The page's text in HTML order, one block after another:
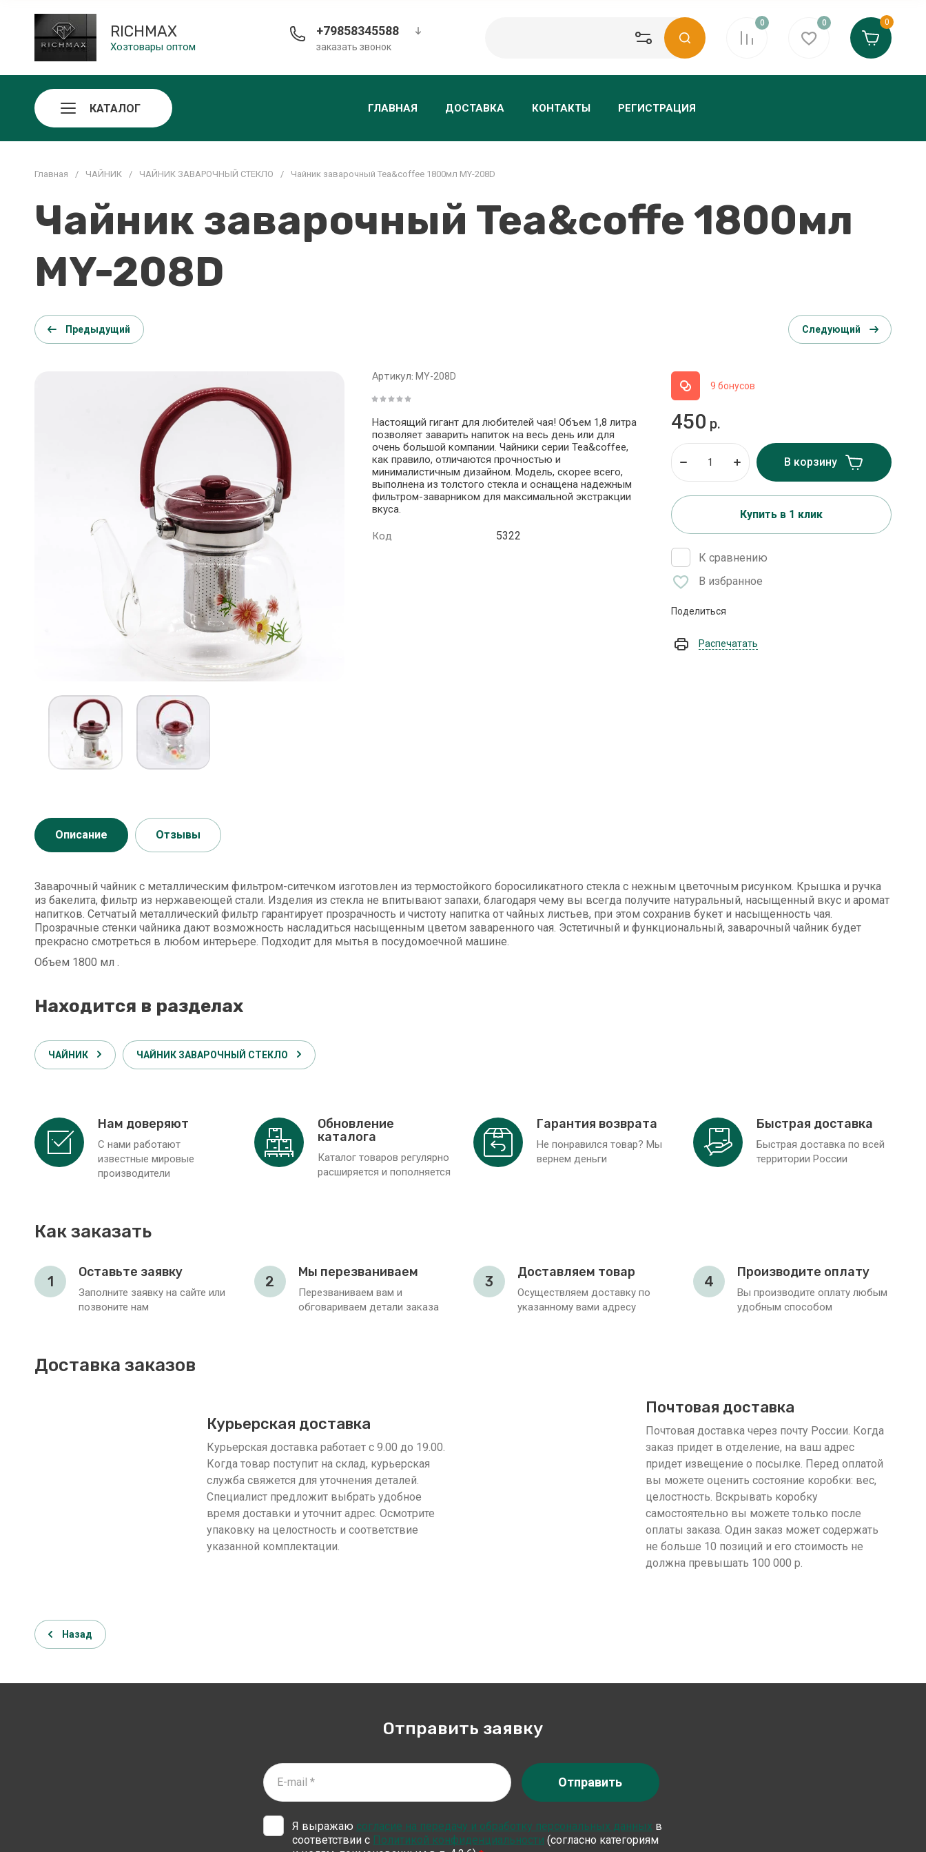
RICHMAX
Хозтовары оптом
+79858345588
заказать звонок
0 0 0
КАТАЛОГ ГЛАВНАЯ ДОСТАВКА КОНТАКТЫ РЕГИСТРАЦИЯ
Главная / ЧАЙНИК / ЧАЙНИК ЗАВАРОЧНЫЙ СТЕКЛО / Чайник заварочный Tea&coffeе 1800мл MY-208D
Чайник заварочный Tea&coffe 1800мл
MY-208D
Предыдущий Следующий
Артикул: MY-208D
Настоящий гигант для любителей чая! Объем 1,8 литра
позволяет заварить напиток на весь день или для
очень большой компании. Чайники серии Tea&coffee,
как правило, отличаются прочностью и
минималистичным дизайном. Модель, скорее всего,
выполнена из толстого стекла и оснащена надежным
фильтром-заварником для максимальной экстракции
вкуса.
Код 5322
9 бонусов
450 р.
В корзину
Купить в 1 клик
К сравнению
В избранное
Поделиться
Распечатать
Описание Отзывы
Заварочный чайник с металлическим фильтром-ситечком изготовлен из термостойкого боросиликатного стекла с нежным цветочным рисунком. Крышка и ручка
из бакелита, фильтр из нержавеющей стали. Изделия из стекла не впитывают запахи, благодаря чему вы всегда получите натуральный, насыщенный вкус и аромат
напитков. Сетчатый металлический фильтр гарантирует прозрачность и чистоту напитка от чайных листьев, при этом сохранив букет и насыщенность чая.
Прозрачные стенки чайника дают возможность насладиться насыщенным цветом заваренного чая. Эстетичный и функциональный, заварочный чайник будет
прекрасно смотреться в любом интерьере. Подходит для мытья в посудомоечной машине.
Объем 1800 мл .
Находится в разделах
ЧАЙНИК ЧАЙНИК ЗАВАРОЧНЫЙ СТЕКЛО
Нам доверяют
С нами работают
известные мировые
производители
Обновление
каталога
Каталог товаров регулярно
расширяется и пополняется
Гарантия возврата
Не понравился товар? Мы
вернем деньги
Быстрая доставка
Быстрая доставка по всей
территории России
Как заказать
1
Оставьте заявку
Заполните заявку на сайте или
позвоните нам
2
Мы перезваниваем
Перезваниваем вам и
обговариваем детали заказа
3
Доставляем товар
Осуществляем доставку по
указанному вами адресу
4
Производите оплату
Вы производите оплату любым
удобным способом
Доставка заказов
Курьерская доставка
Курьерская доставка работает с 9.00 до 19.00.
Когда товар поступит на склад, курьерская
служба свяжется для уточнения деталей.
Специалист предложит выбрать удобное
время доставки и уточнит адрес. Осмотрите
упаковку на целостность и соответствие
указанной комплектации.
Почтовая доставка
Почтовая доставка через почту России. Когда
заказ придет в отделение, на ваш адрес
придет извещение о посылке. Перед оплатой
вы можете оценить состояние коробки: вес,
целостность. Вскрывать коробку
самостоятельно вы можете только после
оплаты заказа. Один заказ может содержать
не больше 10 позиций и его стоимость не
должна превышать 100 000 р.
Назад
Отправить заявку
Я выражаю согласие на передачу и обработку персональных данных в
соответствии с Политикой конфиденциальности (согласно категориям
Отправить